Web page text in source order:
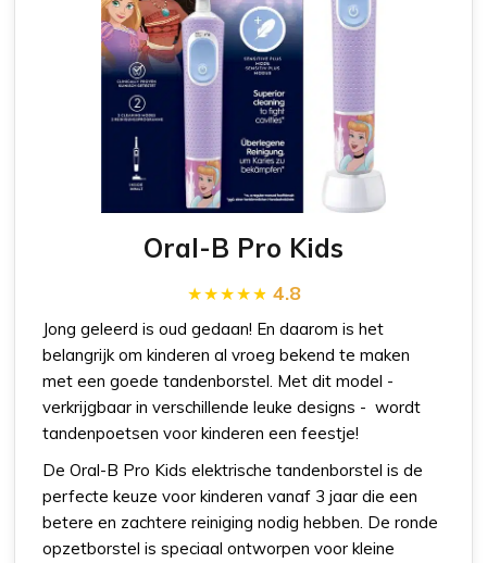
Oral-B Pro Kids
4.8
Jong geleerd is oud gedaan! En daarom is het
belangrijk om kinderen al vroeg bekend te maken
met een goede tandenborstel. Met dit model -
verkrijgbaar in verschillende leuke designs - wordt
tandenpoetsen voor kinderen een feestje!
De Oral-B Pro Kids elektrische tandenborstel is de
perfecte keuze voor kinderen vanaf 3 jaar die een
betere en zachtere reiniging nodig hebben. De ronde
opzetborstel is speciaal ontworpen voor kleine